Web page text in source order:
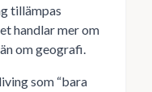
tillämpas
handlar mer om
om geografi.
som “bara